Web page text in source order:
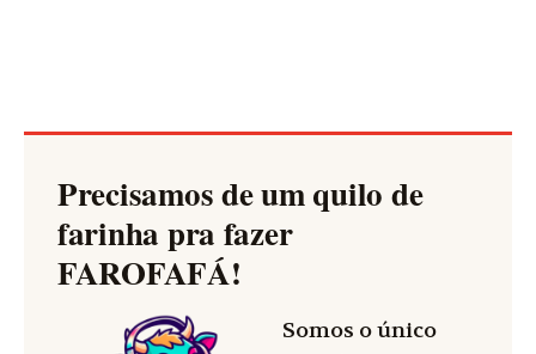
Precisamos de um quilo de
farinha pra fazer
FAROFAFÁ!
Somos o único